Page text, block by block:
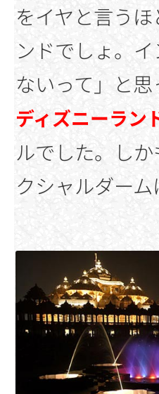
をイヤと言う
ンドでしょ。
ないって」と
ディズニーラン
ルでした。し
クシャルダー